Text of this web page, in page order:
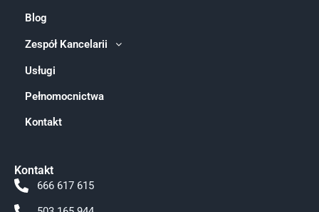
Blog
Zespół Kancelarii
Usługi
Pełnomocnictwa
Kontakt
Kontakt
666 617 615